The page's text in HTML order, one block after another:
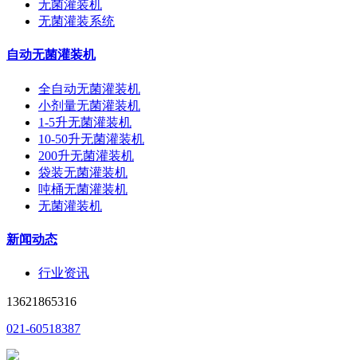
无菌灌装机
无菌灌装系统
自动无菌灌装机
全自动无菌灌装机
小剂量无菌灌装机
1-5升无菌灌装机
10-50升无菌灌装机
200升无菌灌装机
袋装无菌灌装机
吨桶无菌灌装机
无菌灌装机
新闻动态
行业资讯
13621865316
021-60518387